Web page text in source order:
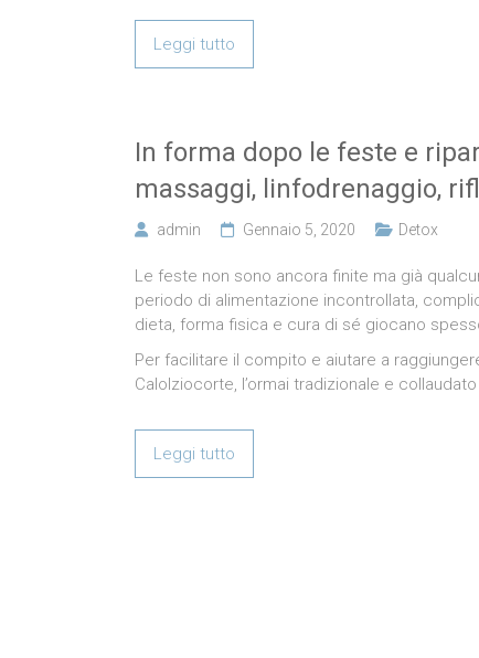
Leggi tutto
In forma dopo le feste e
massaggi, linfodrenaggio,
admin Gennaio 5, 2020 Detox
Le feste non sono ancora finite ma già
periodo di alimentazione incontrollata,
dieta, forma fisica e cura di sé giocano
Per facilitare il compito e aiutare a
Calolziocorte, l’ormai tradizionale e
Leggi tutto